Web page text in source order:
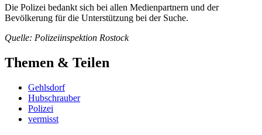
Die Polizei bedankt sich bei allen Medienpartnern und der
Bevölkerung für die Unterstützung bei der Suche.
Quelle: Polizeiinspektion Rostock
Themen & Teilen
Gehlsdorf
Hubschrauber
Polizei
vermisst